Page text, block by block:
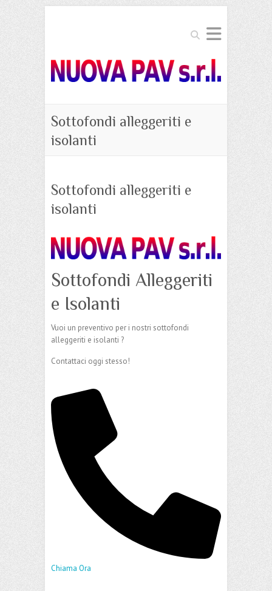
Search
Sottofondi alleggeriti e
isolanti
Sottofondi alleggeriti e
isolanti
Sottofondi Alleggeriti
e Isolanti
Vuoi un preventivo per i nostri sottofondi
alleggeriti e isolanti ?
Contattaci oggi stesso!
Chiama Ora